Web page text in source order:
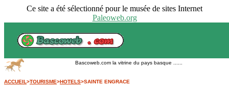
Ce site a été sélectionné pour le musée de sites Internet
Paleoweb.org
Bascoweb.com la vitrine du pays basque ......
ACCUEIL>TOURISME>HOTELS>SAINTE ENGRACE